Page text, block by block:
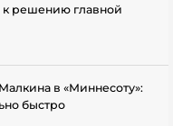
решению главной
в «Миннесоту»:
быстро